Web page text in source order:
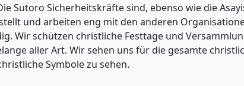
Sutoro Sicherheitskräfte sind, ebenso wie die
und arbeiten eng mit den anderen
Wir schützen christliche Festtage und
aller Art. Wir sehen uns für die gesamte
Symbole zu sehen.